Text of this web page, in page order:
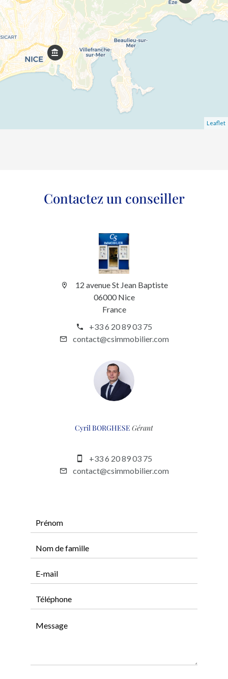
Leaflet
Contactez un conseiller
12 avenue St Jean Baptiste
06000 Nice
France
+33 6 20 89 03 75
contact@csimmobilier.com
Cyril BORGHESE Gérant
+33 6 20 89 03 75
contact@csimmobilier.com